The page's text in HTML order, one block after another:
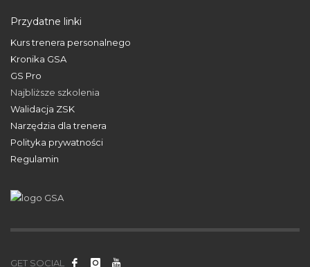
Przydatne linki
Kurs trenera personalnego
Kronika GSA
GS Pro
Najbliższe szkolenia
Walidacja ZSK
Narzędzia dla trenera
Polityka prywatności
Regulamin
GET SOCIAL